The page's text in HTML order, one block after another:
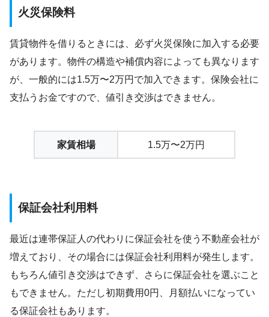
火災保険料
賃貸物件を借りるときには、必ず火災保険に加入する必要
があります。物件の構造や補償内容によっても異なります
が、一般的には1.5万〜2万円で加入できます。保険会社に
支払うお金ですので、値引き交渉はできません。
家賃相場 1.5万〜2万円
保証会社利用料
最近は連帯保証人の代わりに保証会社を使う不動産会社が
増えており、その場合には保証会社利用料が発生します。
もちろん値引き交渉はできず、さらに保証会社を選ぶこと
もできません。ただし初期費用0円、月額払いになってい
る保証会社もあります。